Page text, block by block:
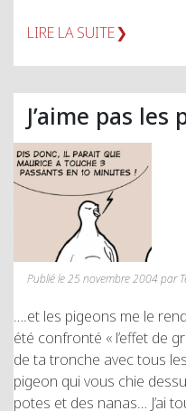
LIRE LA SUITE
J’aime pas
Publié le 25 novembre 2004 par
….et les pigeons me le
été confronté « l’effet de
de ta tronche avec tous
pigeon qui vous chie
potes et des nanas… J’ai